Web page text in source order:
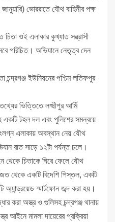
ভোররাতে যৌথ বাহিনীর পক্ষ
ওই এলাকার কুখ্যাত সন্ত্রাসী
পরিচিত। অভিযানে নেতৃত্ব দেন
চন্দ্রগঞ্জ ইউনিয়নের পশ্চিম লতিফপুর
তথ্যের ভিত্তিতে লক্ষ্মীপুর আর্মি
একটি টহল দল এবং পুলিশের সমন্বয়ে
এলাকায় অবস্থান নেয় যৌথ
রাত সাড়ে ১২টা পর্যন্ত চলে।
থেকে চিতাকে ঘিরে ফেলে যৌথ
থেকে একটি বিদেশি পিস্তল, একটি
অ্যান্ড্রয়েড স্মার্টফোন জব্দ করা হয়।
করা অস্ত্র ও গুলিসহ চন্দ্রগঞ্জ থানায়
আইনে মামলা দায়েরের প্রক্রিয়া